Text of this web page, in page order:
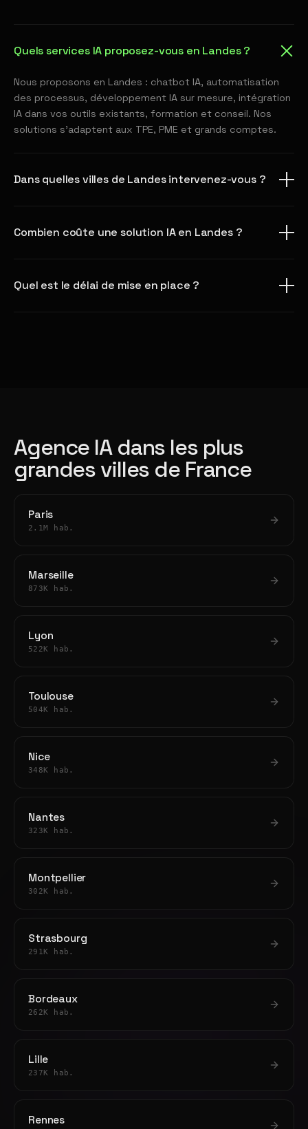
Quels services IA proposez-vous en Landes ?
Nous proposons en Landes : chatbot IA, automatisation
des processus, développement IA sur mesure, intégration
IA dans vos outils existants, formation et conseil. Nos
solutions s'adaptent aux TPE, PME et grands comptes.
Dans quelles villes de Landes intervenez-vous ?
Combien coûte une solution IA en Landes ?
Quel est le délai de mise en place ?
Agence IA dans les plus
grandes villes de France
Paris
2.1M hab.
Marseille
873K hab.
Lyon
522K hab.
Toulouse
504K hab.
Nice
348K hab.
Nantes
323K hab.
Montpellier
302K hab.
Strasbourg
291K hab.
Bordeaux
262K hab.
Lille
237K hab.
Rennes